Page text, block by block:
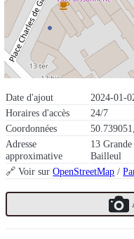
Date d'ajout
2024-01-
Horaires d'accès
24/7
Coordonnées
Adresse
approximative
13
Bailleul
🔗 Voir surOpenStreetMap /